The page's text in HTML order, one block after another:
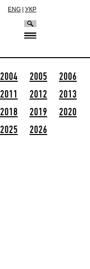
ENG УКР
2004 2005
2006
2011 2012
2013
2018 2019
2020
2025 2026